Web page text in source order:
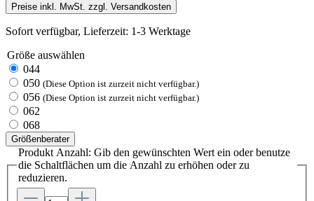
Preise inkl. MwSt. zzgl. Versandkosten
Sofort verfügbar, Lieferzeit: 1-3 Werktage
Größe auswählen
044
050 (Diese Option ist zurzeit nicht verfügbar.)
056 (Diese Option ist zurzeit nicht verfügbar.)
062
068
Größenberater
Produkt Anzahl: Gib den gewünschten Wert ein oder benutze
die Schaltflächen um die Anzahl zu erhöhen oder zu
reduzieren.